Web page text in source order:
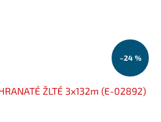
–24 %
ŽLTÉ 3x132m (E-02892)